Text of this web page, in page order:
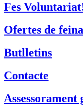
Fes
Ofertes de feina
Butlletins
Contacte